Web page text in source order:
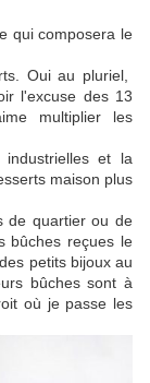
qui composera le
Oui au pluriel,
l'excuse des 13
multiplier les
et la
maison plus
de quartier ou de
bûches reçues le
petits bijoux au
bûches sont à
où je passe les